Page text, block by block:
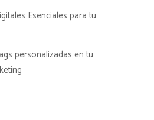
Esenciales para tu
personalizadas en tu